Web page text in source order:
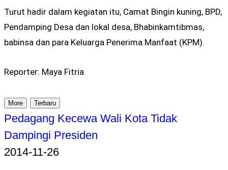
Turut hadir dalam kegiatan itu, Camat Bingin kuning, BPD,
Pendamping Desa dan lokal desa, Bhabinkamtibmas,
babinsa dan para Keluarga Penerima Manfaat (KPM).
Reporter: Maya Fitria
More Terbaru
Pedagang Kecewa Wali Kota Tidak
Dampingi Presiden
2014-11-26